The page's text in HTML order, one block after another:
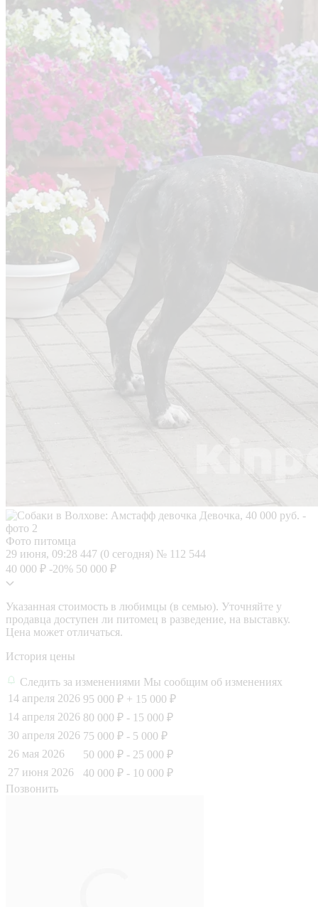
Фото питомца
29 июня, 09:28 447 (0 сегодня) № 112 544
40 000 ₽ -20% 50 000 ₽
Указанная стоимость в любимцы (в семью). Уточняйте у
продавца доступен ли питомец в разведение, на выставку.
Цена может отличаться.
История цены
Следить за изменениями Мы сообщим об изменениях
14 апреля 2026 95 000 ₽ + 15 000 ₽
14 апреля 2026 80 000 ₽ - 15 000 ₽
30 апреля 2026 75 000 ₽ - 5 000 ₽
26 мая 2026
50 000 ₽ - 25 000 ₽
27 июня 2026
40 000 ₽ - 10 000 ₽
Позвонить